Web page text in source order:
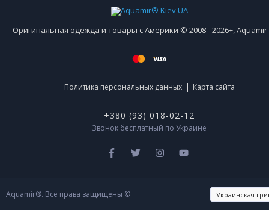
Оригинальная одежда и товары с Америки © 2008 - 2026+,
Политика персональных данных | Карта сайта
+380 (93) 018-02-12
Звонок бесплатный по Украине
Aquamir®. Все права защищены ©